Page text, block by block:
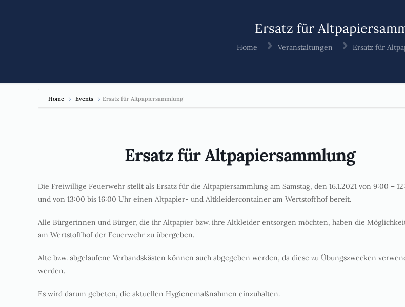
Ersatz für
Home Veranstaltungen Ersatz für
Home Events Ersatz für Altpapiersammlung
Ersatz für Altpapiersammlung
Die Freiwillige Feuerwehr stellt als Ersatz für die Altpapiersammlung am Samstag, den 16.1.2021 von 9:00 –
und von 13:00 bis 16:00 Uhr einen Altpapier- und Altkleidercontainer am Wertstoffhof bereit.
Alle Bürgerinnen und Bürger, die ihr Altpapier bzw. ihre Altkleider entsorgen möchten, haben die
am Wertstoffhof der Feuerwehr zu übergeben.
Alte bzw. abgelaufene Verbandskästen können auch abgegeben werden, da diese zu Übungszwecken
werden.
Es wird darum gebeten, die aktuellen Hygienemaßnahmen einzuhalten.